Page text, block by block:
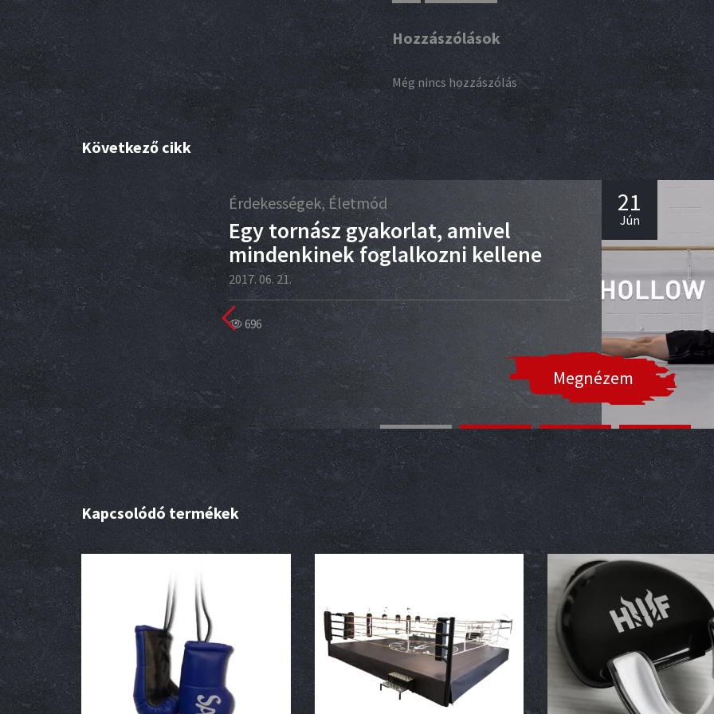
Hozzászólások
Még nincs hozzászólás
Következő cikk
Megnézem
Érdekességek, Életmód
Egy tornász gyakorlat, amivel
mindenkinek foglalkozni kellene
2017. 06. 21.
696
21
Jún
Kapcsolódó termékek